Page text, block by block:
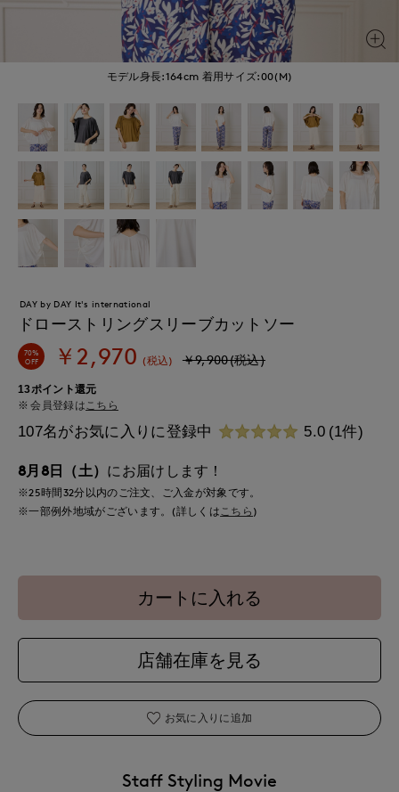
モデル身長:164cm 着用サイズ:00(M)
DAY by DAY It's international
ドローストリングスリーブカットソー
70%
OFF ￥2,970 (税込) ￥9,900(税込)
13ポイント還元
会員登録はこちら
107名がお気に入りに登録中 5.0 (1件)
8月8日（土） にお届けします！
※25時間32分以内のご注文、ご入金が対象です。
※一部例外地域がございます。(詳しくは こちら )
カートに入れる
店舗在庫を見る
お気に入りに追加
Staff Styling Movie